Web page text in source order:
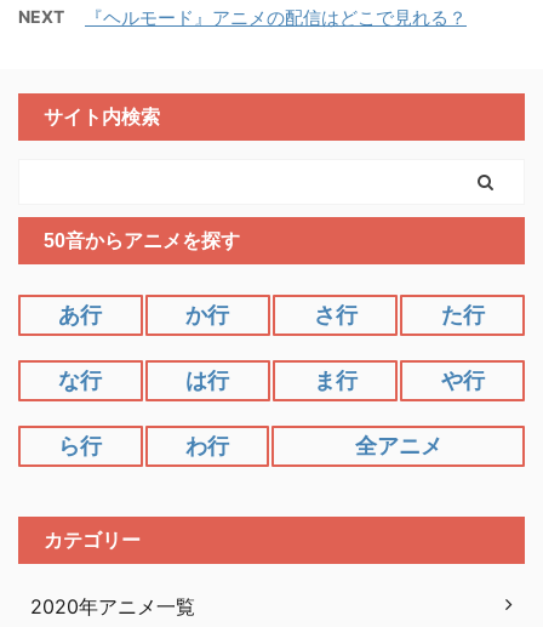
NEXT 『ヘルモード』アニメの配信はどこで見れる？
サイト内検索
50音からアニメを探す
あ行 か行 さ行 た行
な行 は行 ま行 や行
ら行 わ行 全アニメ
カテゴリー
2020年アニメ一覧